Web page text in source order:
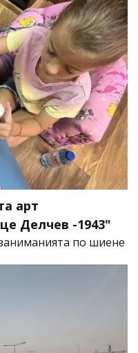
арт
Делчев -1943"
по шиене